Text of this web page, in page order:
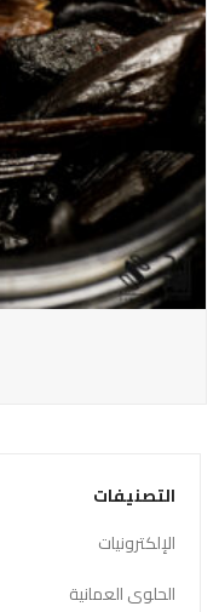
التصنيفات
الإلكترونيات
الحلوى العمانية